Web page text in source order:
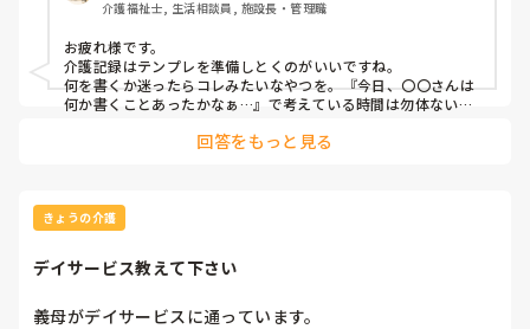
介護福祉士, 生活相談員, 施設長・管理職
お疲れ様です。
介護記録はテンプレを準備しとくのがいいですね。
何を書くか迷ったらコレみたいなやつを。『今日、〇〇さんは
何か書くことあったかなぁ…』で考えている時間は勿体ないで
回答をもっと見る
きょうの介護
デイサービス教えて下さい
義母がデイサービスに通っています。